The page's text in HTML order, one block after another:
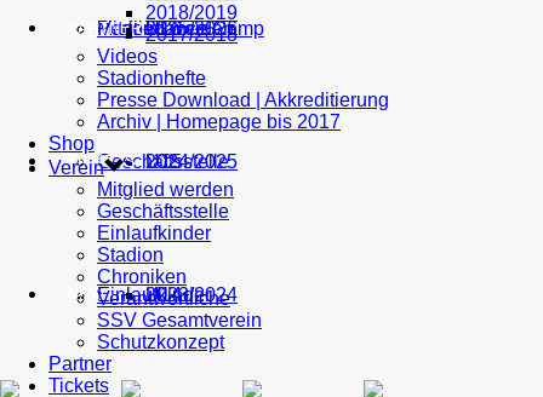
U16
U15
U14
Performance Camp
2025/2026
2024/2025
2023/2024
Mitglied werden
Geschäftsstelle
Einlaufkinder
PARTNER
TICKETS
NEWS
2018/2019
2017/2018
Videos
Stadionhefte
Presse Download | Akkreditierung
Archiv | Homepage bis 2017
Shop
Verein
Mitglied werden
Geschäftsstelle
Einlaufkinder
Stadion
Chroniken
Verantwortliche
SSV Gesamtverein
Schutzkonzept
Partner
Tickets